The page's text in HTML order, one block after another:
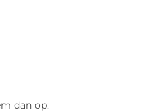
dan op: